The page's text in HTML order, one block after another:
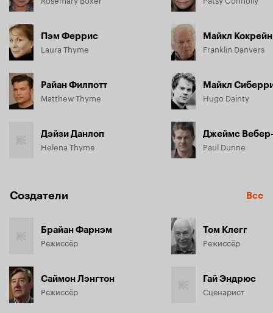
Пэм Феррис
Laura Thyme
Райан Филпотт
Matthew Thyme
Дэйзи Данлоп
Helena Thyme
Майкл Кокрейн
Franklin Danvers
Майкл
Hugo Dainty
Джеймс
Paul Dunne
Создатели Все
Брайан Фарнэм
Режиссёр
Саймон Лэнгтон
Режиссёр
Том Клегг
Режиссёр
Гай Эндрюс
Сценарист